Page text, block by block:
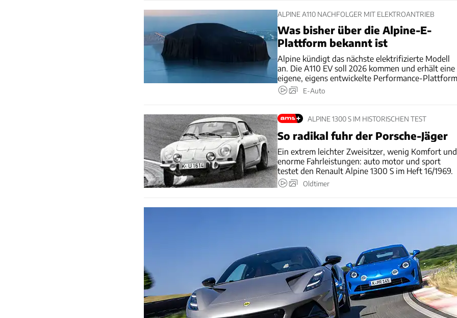
ALPINE A110 NACHFOLGER MIT ELEKTROANTRIEB
Was bisher über die Alpine-E-
Plattform bekannt ist
Alpine kündigt das nächste elektrifizierte Modell
an. Die A110 EV soll 2026 kommen und erhält eine
eigene, eigens entwickelte Performance-
E-Auto
ALPINE 1300 S IM HISTORISCHEN TEST
So radikal fuhr der Porsche-Jäger
Ein extrem leichter Zweisitzer, wenig Komfort und
enorme Fahrleistungen: auto motor und sport
testet den Renault Alpine 1300 S im Heft 16/1969.
Oldtimer